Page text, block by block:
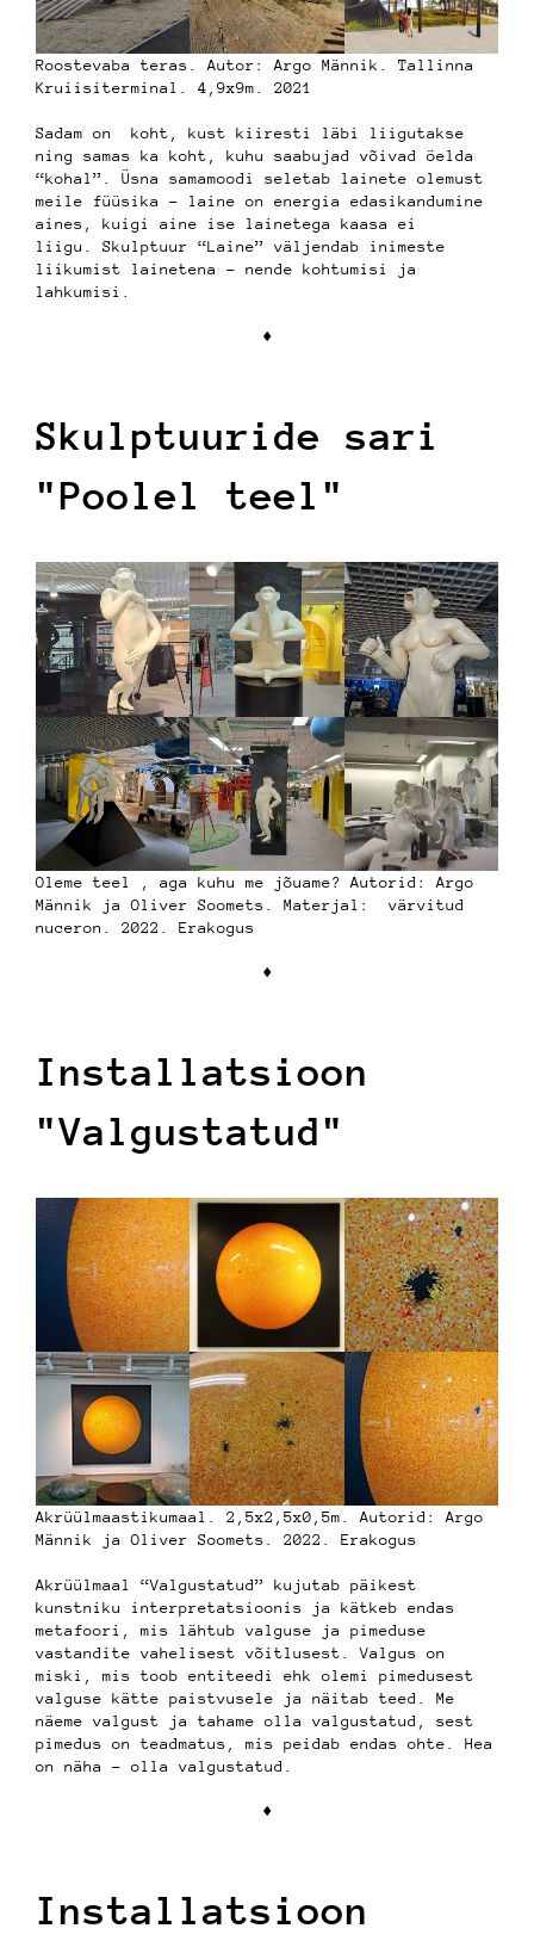
Roostevaba teras. Autor: Argo Männik. Tallinna
Kruiisiterminal. 4,9x9m. 2021
Sadam on koht, kust kiiresti läbi liigutakse
ning samas ka koht, kuhu saabujad võivad öelda
“kohal”. Üsna samamoodi seletab lainete olemust
meile füüsika – laine on energia edasikandumine
aines, kuigi aine ise lainetega kaasa ei
liigu. Skulptuur “Laine” väljendab inimeste
liikumist lainetena – nende kohtumisi ja
lahkumisi.
♦︎
Skulptuuride sari
"Poolel teel"
Oleme teel , aga kuhu me jõuame? Autorid: Argo
Männik ja Oliver Soomets. Materjal: värvitud
nuceron. 2022. Erakogus
♦︎
Installatsioon
"Valgustatud"
Akrüülmaastikumaal. 2,5x2,5x0,5m. Autorid: Argo
Männik ja Oliver Soomets. 2022. Erakogus
Akrüülmaal “Valgustatud” kujutab päikest
kunstniku interpretatsioonis ja kätkeb endas
metafoori, mis lähtub valguse ja pimeduse
vastandite vahelisest võitlusest. Valgus on
miski, mis toob entiteedi ehk olemi pimedusest
valguse kätte paistvusele ja näitab teed. Me
näeme valgust ja tahame olla valgustatud, sest
pimedus on teadmatus, mis peidab endas ohte. Hea
on näha – olla valgustatud.
♦︎
Installatsioon